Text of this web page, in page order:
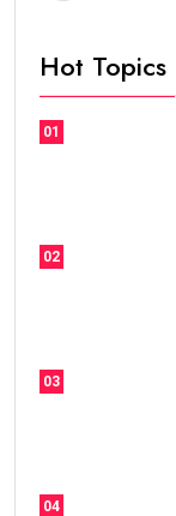
Hot Topics
01
02
03
04